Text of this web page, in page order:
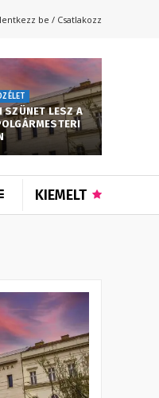
be / Csatlakozz
SZÜNET LESZ A
KIEMELT